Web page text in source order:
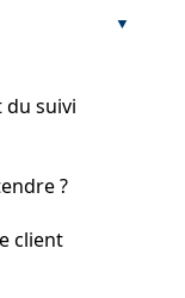
suivi
?
client